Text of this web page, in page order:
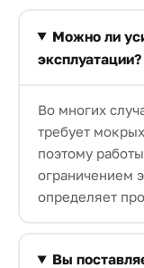
Можно ли
эксплуатации?
Во многих
требует
поэтому
ограничением
определяет
Вы